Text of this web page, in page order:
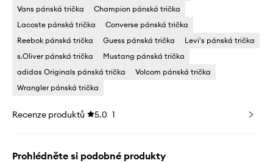
Vans pánská trička
Champion pánská trička
Lacoste pánská trička
Converse pánská trička
Reebok pánská trička
Guess pánská trička
Levi's pánská trička
s.Oliver pánská trička
Mustang pánská trička
adidas Originals pánská trička
Volcom pánská trička
Wrangler pánská trička
Recenze produktů 5.0 1
Prohlédněte si podobné produkty